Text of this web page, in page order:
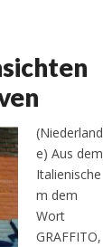
(Niederland
e) Aus dem
Italienische
m dem
Wort
GRAFFITO,